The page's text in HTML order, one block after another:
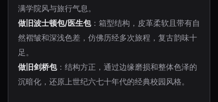
满学院风与旅行气息。
做旧波士顿包/医生包：箱型结构，皮革柔软且带有自
然褶皱和深浅色差，仿佛历经多次旅程，复古韵味十
足。
做旧剑桥包：结构方正，通过边缘磨损和整体色泽的
沉暗化，还原上世纪六七十年代的经典校园风格。